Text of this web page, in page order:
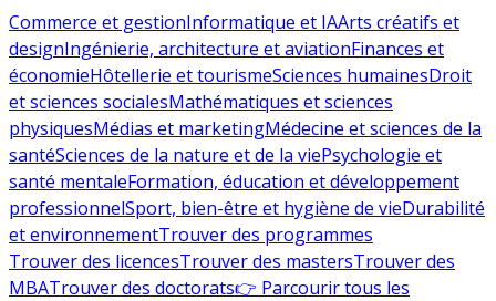
Commerce et gestionInformatique et IAArts créatifs et
designIngénierie, architecture et aviationFinances et
économieHôtellerie et tourismeSciences humainesDroit
et sciences socialesMathématiques et sciences
physiquesMédias et marketingMédecine et sciences de la
santéSciences de la nature et de la viePsychologie et
santé mentaleFormation, éducation et développement
professionnelSport, bien-être et hygiène de vieDurabilité
et environnementTrouver des programmes
Trouver des licencesTrouver des mastersTrouver des
MBATrouver des doctorats👉 Parcourir tous les